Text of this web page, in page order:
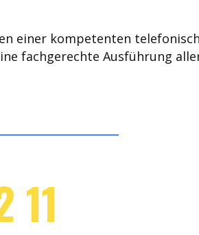
einer kompetenten
fachgerechte Ausführung